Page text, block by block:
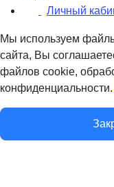
Личный
Мы используем
сайта, Вы
файлов cookie,
конфиденциальности.